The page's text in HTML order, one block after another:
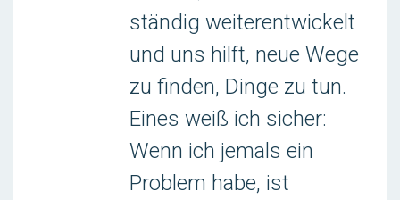
ständig weiterentwickelt
und uns hilft, neue Wege
zu finden, Dinge zu tun.
Eines weiß ich sicher:
Wenn ich jemals ein
Problem habe, ist